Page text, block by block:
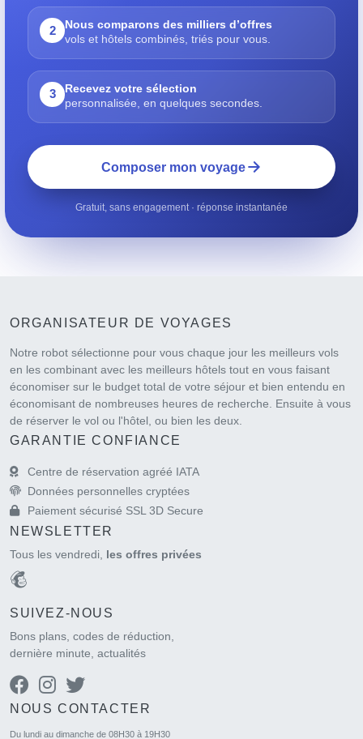
2
Nous comparons des milliers d’offres
vols et hôtels combinés, triés pour vous.
3
Recevez votre sélection
personnalisée, en quelques secondes.
Composer mon voyage
Gratuit, sans engagement · réponse instantanée
ORGANISATEUR DE VOYAGES
Notre robot sélectionne pour vous chaque jour les meilleurs vols
en les combinant avec les meilleurs hôtels tout en vous faisant
économiser sur le budget total de votre séjour et bien entendu en
économisant de nombreuses heures de recherche. Ensuite à vous
de réserver le vol ou l'hôtel, ou bien les deux.
GARANTIE CONFIANCE
Centre de réservation agréé IATA
Données personnelles cryptées
Paiement sécurisé SSL 3D Secure
NEWSLETTER
Tous les vendredi, les offres privées
SUIVEZ-NOUS
Bons plans, codes de réduction,
dernière minute, actualités
NOUS CONTACTER
Du lundi au dimanche de 08H30 à 19H30